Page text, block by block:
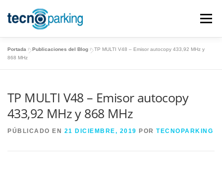
Menú
Automóvil
Máquinas de corte
MANUALES
TIENDA ONLINE
CONTACTO
Portada »Publicaciones del Blog »TP MULTI V48 – Emisor autocopy 433,92 MHz y
868 MHz
TP MULTI V48 – Emisor autocopy
433,92 MHz y 868 MHz
PÚBLICADO EN 21 DICIEMBRE, 2019 POR TECNOPARKING